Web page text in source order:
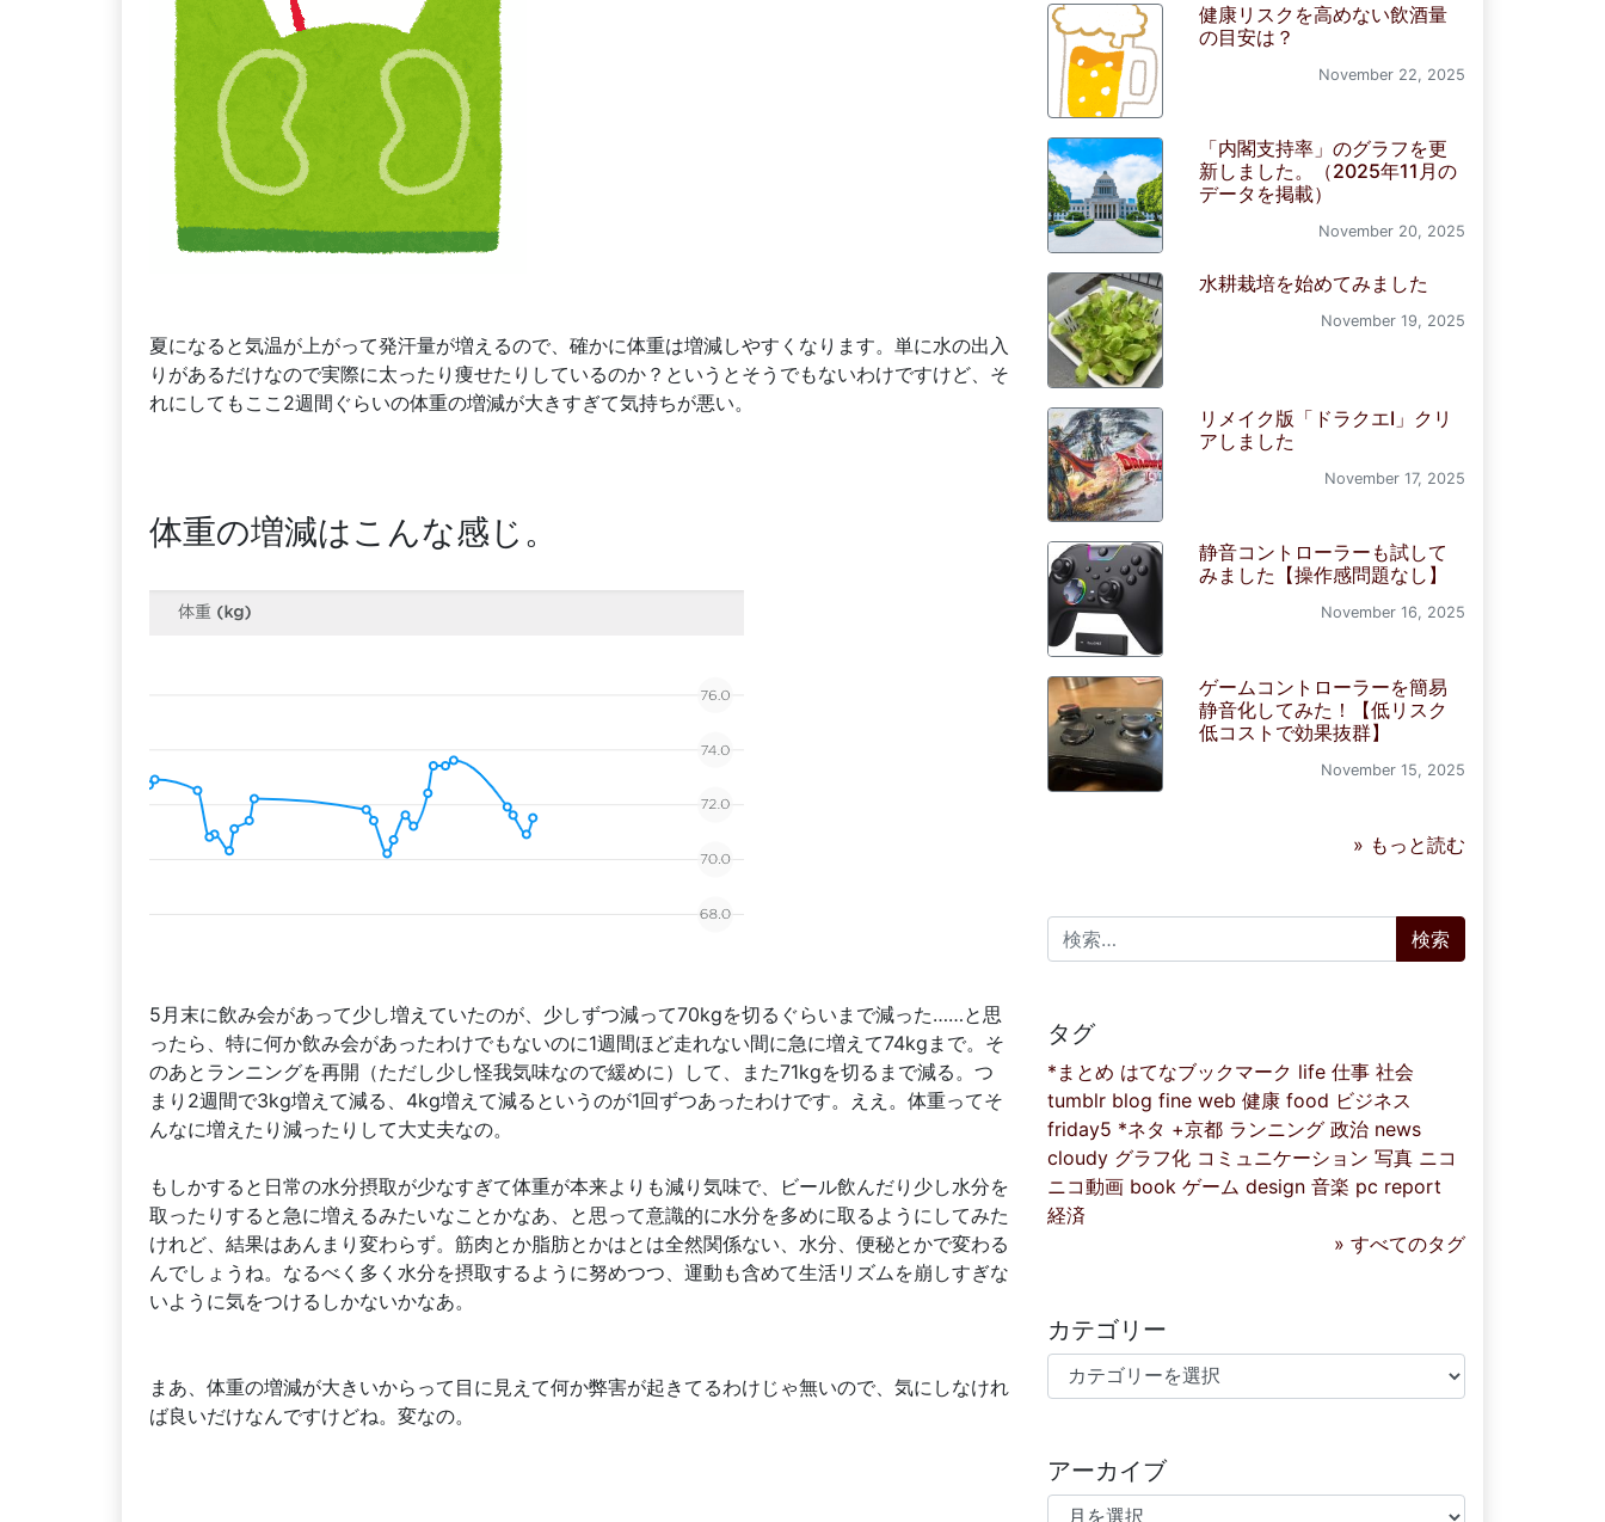
夏になると気温が上がって発汗量が増えるので、確かに体重は増減しやすくなります。単に水の出入
りがあるだけなので実際に太ったり痩せたりしているのか？というとそうでもないわけですけど、そ
れにしてもここ2週間ぐらいの体重の増減が大きすぎて気持ちが悪い。
体重の増減はこんな感じ。
5月末に飲み会があって少し増えていたのが、少しずつ減って70kgを切るぐらいまで減った……と思
ったら、特に何か飲み会があったわけでもないのに1週間ほど走れない間に急に増えて74kgまで。そ
のあとランニングを再開（ただし少し怪我気味なので緩めに）して、また71kgを切るまで減る。つ
まり2週間で3kg増えて減る、4kg増えて減るというのが1回ずつあったわけです。ええ。体重ってそ
んなに増えたり減ったりして大丈夫なの。
もしかすると日常の水分摂取が少なすぎて体重が本来よりも減り気味で、ビール飲んだり少し水分を
取ったりすると急に増えるみたいなことかなあ、と思って意識的に水分を多めに取るようにしてみた
けれど、結果はあんまり変わらず。筋肉とか脂肪とかはとは全然関係ない、水分、便秘とかで変わる
んでしょうね。なるべく多く水分を摂取するように努めつつ、運動も含めて生活リズムを崩しすぎな
いように気をつけるしかないかなあ。
まあ、体重の増減が大きいからって目に見えて何か弊害が起きてるわけじゃ無いので、気にしなけれ
ば良いだけなんですけどね。変なの。
健康リスクを高めない飲酒量
の目安は？
November 22, 2025
「内閣支持率」のグラフを更
新しました。（2025年11月の
データを掲載）
November 20, 2025
水耕栽培を始めてみました
November 19, 2025
リメイク版「ドラクエI」クリ
アしました
November 17, 2025
静音コントローラーも試して
みました【操作感問題なし】
November 16, 2025
ゲームコントローラーを簡易
静音化してみた！【低リスク
低コストで効果抜群】
November 15, 2025
» もっと読む
検索:
タグ
*まとめ はてなブックマーク life 仕事 社会
tumblr blog fine web 健康 food ビジネス
friday5 *ネタ +京都 ランニング 政治 news
cloudy グラフ化 コミュニケーション 写真 ニコ
ニコ動画 book ゲーム design 音楽 pc report
経済
» すべてのタグ
カテゴリー
カテゴリー
アーカイブ
アーカイブ